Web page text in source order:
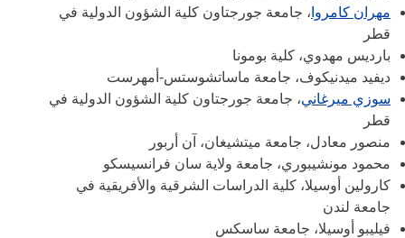
مهران كامروا ، جامعة جورجتاون كلية الشؤون الدولية في
قطر
بارديس مهدوي، كلية بومونا
ديفيد ميدنيكوف، جامعة ماساتشوستس-أمهرست
سوزي ميرغاني، جامعة جورجتاون كلية الشؤون الدولية في
قطر
منصور معادل، جامعة ميتشيغان، آن أربور
محمود مونشيبوري، جامعة ولاية سان فرانسيسكو
كارولين أوسيلا، كلية الدراسات الشرقية والأفريقية في
جامعة لندن
فيليبو أوسيلا، جامعة ساسكس